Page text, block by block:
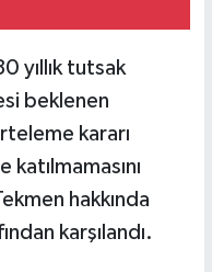
yıllık tutsak
beklenen
kararı
hakkında
karşılandı.